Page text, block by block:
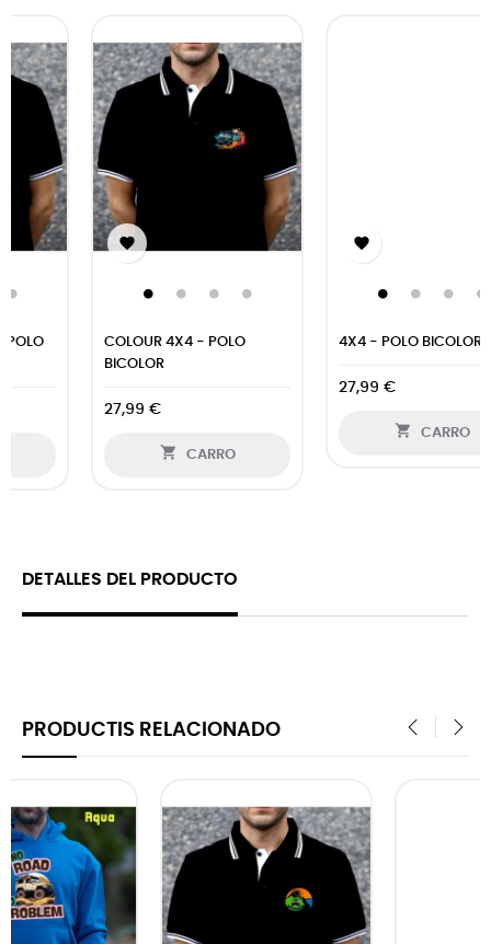

COLOUR 4X4 - POLO
CARRO

4X4 - POLO BICOLOR
CARRO
DETALLES DEL PRODUCTO
PRODUCTIS RELACIONADO